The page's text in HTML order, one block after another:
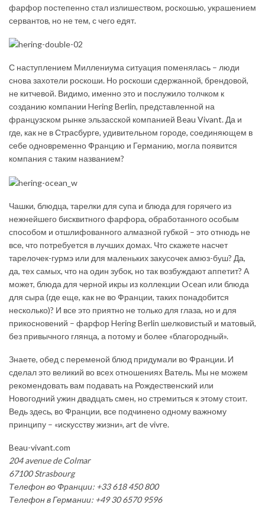
фарфор постепенно стал излишеством, роскошью, украшением
сервантов, но не тем, с чего едят.
С наступлением Миллениума ситуация поменялась – люди
снова захотели роскоши. Но роскоши сдержанной, брендовой,
не китчевой. Видимо, именно это и послужило толчком к
созданию компании Hering Berlin, представленной на
французском рынке эльзасской компанией Beau Vivant. Да и
где, как не вСтрасбурге, удивительном городе, соединяющем в
себе одновременно Францию и Германию, могла появится
компания с таким названием?
Чашки, блюдца, тарелки для супа и блюда для горячего из
нежнейшего бисквитного фарфора, обработанного особым
способом и отшлифованного алмазной губкой – это отнюдь не
все, что потребуется в лучших домах. Что скажете насчет
тарелочек-гурмэ или для маленьких закусочек амюз-буш? Да,
да, тех самых, что на один зубок, но так возбуждают аппетит? А
может, блюда для черной икры из коллекции Ocean или блюда
для сыра (где еще, как не во Франции, таких понадобится
несколько)? И все это приятно не только для глаза, но и для
прикосновений – фарфор Hering Berlin шелковистый и матовый,
без привычного глянца, а потому и более «благородный».
Знаете, обед с переменой блюд придумали во Франции. И
сделал это великий во всех отношениях Ватель. Мы не можем
рекомендовать вам подавать на Рождественский или
Новогодний ужин двадцать смен, но стремиться к этому стоит.
Ведь здесь, во Франции, все подчинено одному важному
принципу – «искусству жизни», art de vivre.
Beau-vivant.com
204 avenue de Colmar
67100 Strasbourg
Телефон во Франции: +33 618 450 800
Телефон в Германии: +49 30 6570 9596